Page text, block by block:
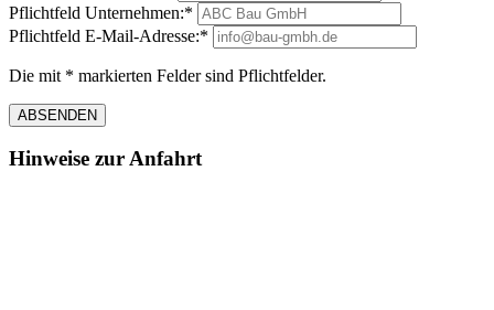
Pflichtfeld Unternehmen:*
Pflichtfeld E-Mail-Adresse:*
Die mit * markierten Felder sind Pflichtfelder.
ABSENDEN
Hinweise zur Anfahrt